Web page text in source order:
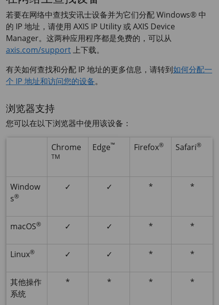
若要在网络中查找安讯士设备并为它们分配 Windows® 中
的 IP 地址，请使用 AXIS IP Utility 或AXIS Device
Manager。这两种应用程序都是免费的，可以从
axis.com/support上下载。
有关如何查找和分配 IP 地址的更多信息，请转到如何分配一
个 IP 地址和访问您的设备。
浏览器支持
您可以在以下浏览器中使用该设备：
Chrome
TM
Edge™ Firefox® Safari®
Window
s®
✓ ✓ * *
macOS® ✓ ✓ * *
Linux® ✓ ✓ * *
其他操作
系统
* * * *